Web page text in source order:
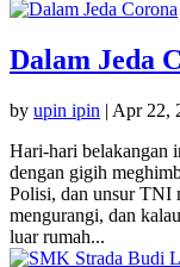
Dalam Jeda
by upin ipin | Apr 22,
Hari-hari belakangan
dengan gigih
Polisi, dan unsur TNI
mengurangi, dan
luar rumah...